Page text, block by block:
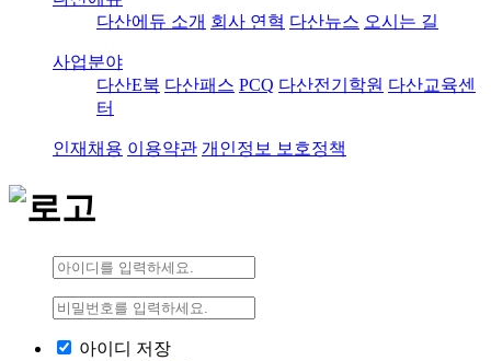
다산에듀 소개 회사 연혁 다산뉴스 오시는 길
사업분야
다산E북 다산패스 PCQ 다산전기학원 다산교육센
터
인재채용 이용약관 개인정보 보호정책
아이디 저장